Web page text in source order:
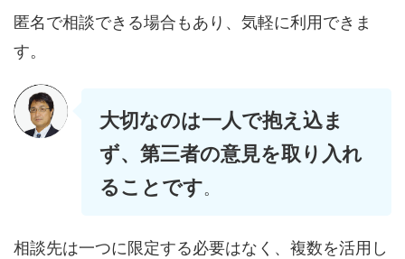
匿名で相談できる場合もあり、気軽に利用できま
す。
大切なのは一人で抱え込ま
ず、第三者の意見を取り入れ
ることです。
相談先は一つに限定する必要はなく、複数を活用し